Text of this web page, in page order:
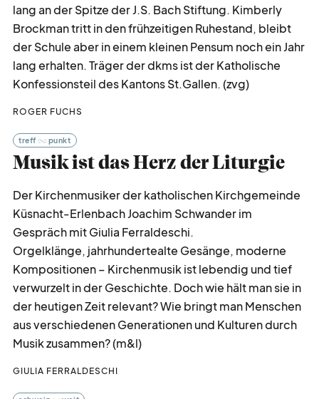
lang an der Spitze der J.S. Bach Stiftung. Kimberly
Brockman tritt in den frühzeitigen Ruhestand, bleibt
der Schule aber in einem kleinen Pensum noch ein Jahr
lang erhalten. Träger der dkms ist der Katholische
Konfessionsteil des Kantons St.Gallen. (zvg)
ROGER FUCHS
treff punkt
Musik ist das Herz der Liturgie
Der Kirchenmusiker der katholischen Kirchgemeinde
Küsnacht-Erlenbach Joachim Schwander im
Gespräch mit Giulia Ferraldeschi.
Orgelklänge, jahrhundertealte Gesänge, moderne
Kompositionen – Kirchenmusik ist lebendig und tief
verwurzelt in der Geschichte. Doch wie hält man sie in
der heutigen Zeit relevant? Wie bringt man Menschen
aus verschiedenen Generationen und Kulturen durch
Musik zusammen? (m&l)
GIULIA FERRALDESCHI